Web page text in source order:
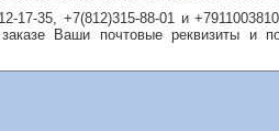
17-35, +7(812)315-88-01 и
Ваши почтовые реквизиты и